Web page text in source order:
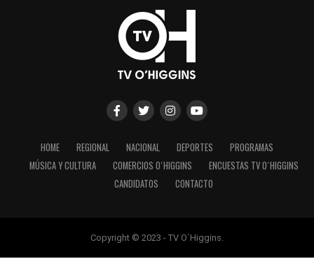
HOME REGIONAL NACIONAL DEPORTES
PROGRAMAS
MÚSICA Y CULTURA
COMERCIOS O´HIGGINS
ENCUESTAS TV O´HIGGINS
CANDIDATOS
CONTACTO
Copyright © 2023 - TV O´Higgins.